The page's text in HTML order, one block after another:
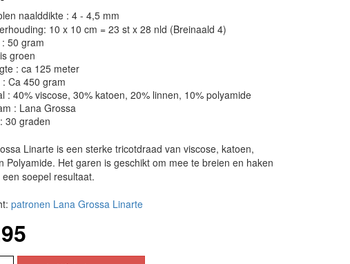
naalddikte : 4 - 4,5 mm
10 x 10 cm = 23 st x 28 nld (Breinaald 4)
50 gram
groen
: ca 125 meter
Ca 450 gram
: 40% viscose, 30% katoen, 20% linnen, 10% polyamide
: Lana Grossa
30 graden
Linarte is een sterke tricotdraad van viscose, katoen,
Polyamide. Het garen is geschikt om mee te breien en haken
soepel resultaat.
patronen Lana Grossa Linarte